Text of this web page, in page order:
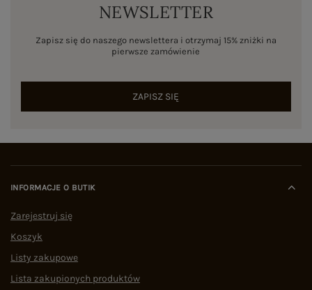
NEWSLETTER
Zapisz się do naszego newslettera i otrzymaj 15% zniżki na
pierwsze zamówienie
ZAPISZ SIĘ
INFORMACJE O BUTIK
Zarejestruj się
Koszyk
Listy zakupowe
Lista zakupionych produktów